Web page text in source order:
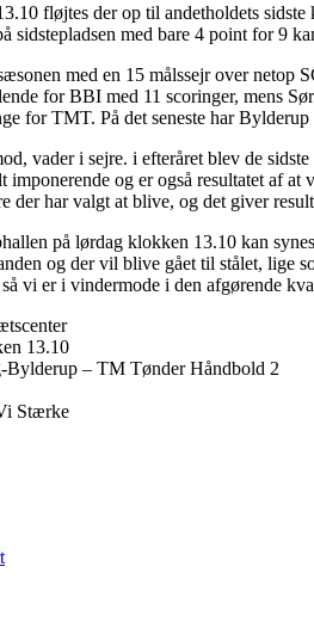
fløjtes der op til andetholdets
sidstepladsen med bare 4 point for
med en 15 målssejr over netop
for BBI med 11 scoringer, mens
for TMT. På det seneste har
vader i sejre. i efteråret blev de
imponerende og er også resultatet af
der har valgt at blive, og det giver
på lørdag klokken 13.10 kan
og der vil blive gået til stålet, lige
vi er i vindermode i den afgørende
13.10
Bylderup – TM Tønder Håndbold 2
Stærke